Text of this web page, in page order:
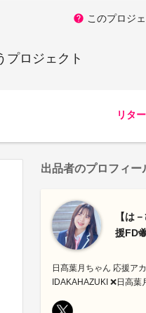
help このプロジ
プロジェクト
リタ
出品者のプロフィー
【は
援
日髙葉月ちゃん 応援ア
IDAKAHAZUKI ❌日高葉